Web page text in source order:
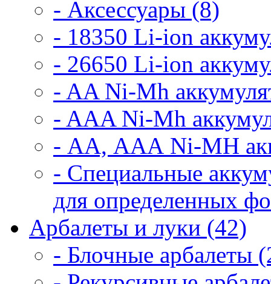
- Аксессуары (8)
- 18350 Li-ion
- 26650 Li-ion
- AA Ni-Mh
- AAA Ni-Mh
- АА, ААА Ni-MH
- Специальные
для определенных
Арбалеты и луки (42)
- Блочные арбалеты